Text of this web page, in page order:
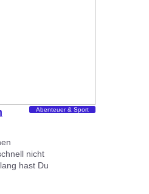
Abenteuer & Sport
nicht
hast Du